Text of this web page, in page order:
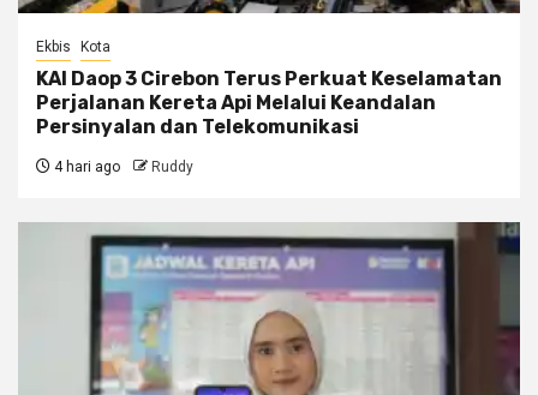
Ekbis Kota
KAI Daop 3 Cirebon Terus Perkuat Keselamatan
Perjalanan Kereta Api Melalui Keandalan
Persinyalan dan Telekomunikasi
4 hari ago Ruddy